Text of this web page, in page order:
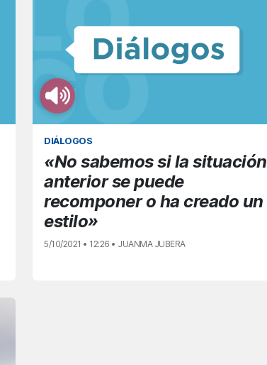
DIÁLOGOS
«No sabemos si la situación
anterior se puede
recomponer o ha creado un
estilo»
5/10/2021 • 12:26 • JUANMA JUBERA